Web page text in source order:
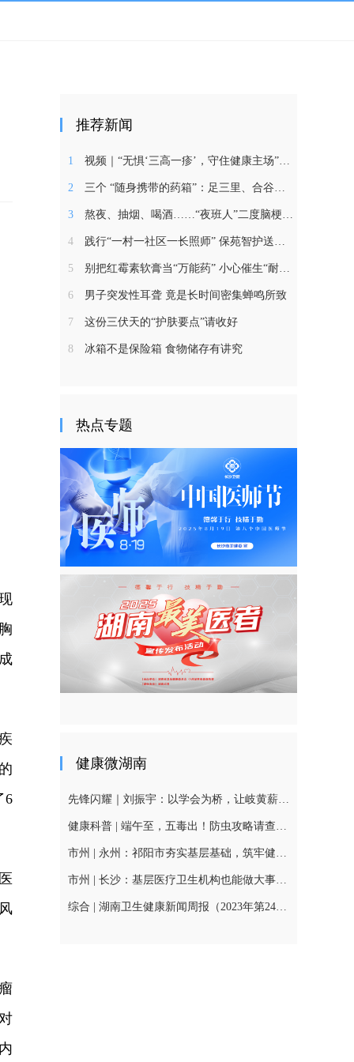
6
推荐新闻
1 视频｜“无惧‘三高一疹’，守住健康主场”公益科普圆桌
2 三个 “随身携带的药箱”：足三里、合谷、涌泉帮你调百
3 熬夜、抽烟、喝酒……“夜班人”二度脑梗偏瘫，科学康
4 践行“一村一社区一长照师” 保苑智护送政策下乡
5 别把红霉素软膏当“万能药” 小心催生“耐药菌”
6 男子突发性耳聋 竟是长时间密集蝉鸣所致
7 这份三伏天的“护肤要点”请收好
8 冰箱不是保险箱 食物储存有讲究
热点专题
健康微湖南
先锋闪耀｜刘振宇：以学会为桥，让岐黄薪火传遍三湘基
健康科普 | 端午至，五毒出！防虫攻略请查收！
市州 | 永州：祁阳市夯实基层基础，筑牢健康网底
市州 | 长沙：基层医疗卫生机构也能做大事——办好“家门
综合 | 湖南卫生健康新闻周报（2023年第24周总457期）